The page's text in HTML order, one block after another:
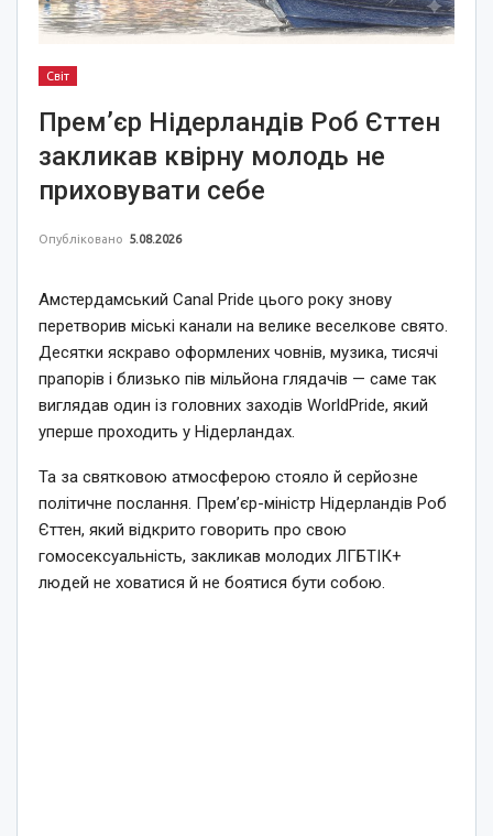
Світ
Прем’єр Нідерландів Роб Єттен
закликав квірну молодь не
приховувати себе
Опубліковано 5.08.2026
Амстердамський Canal Pride цього року знову
перетворив міські канали на велике веселкове свято.
Десятки яскраво оформлених човнів, музика, тисячі
прапорів і близько пів мільйона глядачів — саме так
виглядав один із головних заходів WorldPride, який
уперше проходить у Нідерландах.
Та за святковою атмосферою стояло й серйозне
політичне послання. Прем’єр-міністр Нідерландів Роб
Єттен, який відкрито говорить про свою
гомосексуальність, закликав молодих ЛГБТІК+
людей не ховатися й не боятися бути собою.